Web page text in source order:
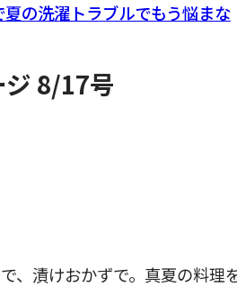
夏の洗濯トラブルでもう悩まな
8/17号
、漬けおかずで。真夏の料理